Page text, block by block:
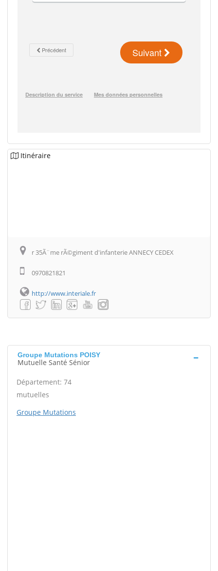
Itinéraire
r 35Ã¨me rÃ©giment d'infanterie ANNECY CEDEX
0970821821
http://www.interiale.fr
Groupe Mutations POISY
Mutuelle Santé Sénior
Département: 74
mutuelles
Groupe Mutations